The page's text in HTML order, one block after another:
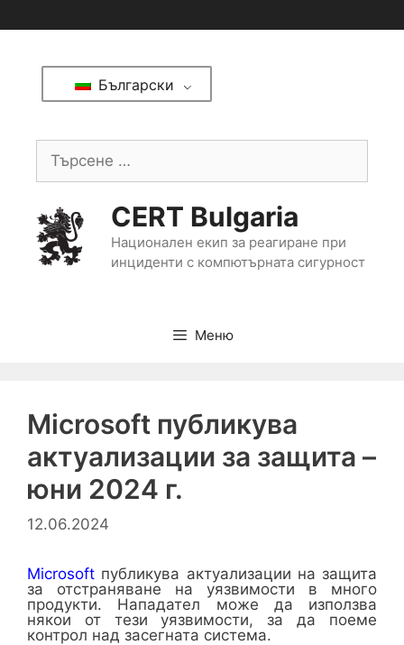
Български
CERT Bulgaria
Национален екип за реагиране при
инциденти с компютърната сигурност
Меню
Microsoft публикува
актуализации за защита –
юни 2024 г.
12.06.2024
Microsoft публикува актуализации на защита
за отстраняване на уязвимости в много
продукти. Нападател може да използва
някои от тези уязвимости, за да поеме
контрол над засегната система.